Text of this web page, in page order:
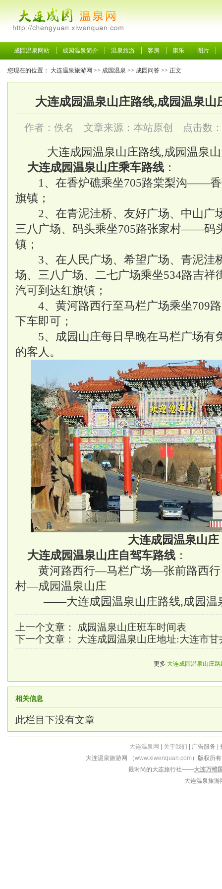
成园温泉网站 成园温泉简介 温泉旅游 客房 康乐 图片
您现在的位置： 大连温泉旅游网 >> 成园温泉 >> 成园问答 >> 正文
大连成园温泉山庄路线,成园温泉山
作者：佚名 文章来源：本站原创 点击数：
大连成园温泉山庄路线,成园温泉
大连成园温泉山庄乘车路线 ：
1、在香炉礁乘坐705路棠梨沟——香
旗镇；
2、在青泥洼桥、友好广场、中山广
三八广场、码头乘坐705路张家村——码
镇；
3、在人民广场、希望广场、青泥洼
场、三八广场、二七广场乘坐534路吉
汽可到达红旗镇；
4、黄河路西行至马栏广场乘坐709路
下车即可；
5、成园山庄每日早晚在马栏广场有
的客人。
大连成园温泉山庄
大连成园温泉山庄自驾车路线 ：
黄河路西行—马栏广场—张前路西行
村—成园温泉山庄
——大连成园温泉山庄路线,成园温
上一个文章： 成园温泉山庄班车时间表
下一个文章： 大连成园温泉山庄地址:大连市
更多 大连成园温泉山庄
相关信息
此栏目下没有文章
大连温泉网 关于我们 | 广告服务 |
大连温泉旅游网 （www.xiwenquan.com ）版权所
最时尚的大连旅行社——大连万维
大连温泉旅